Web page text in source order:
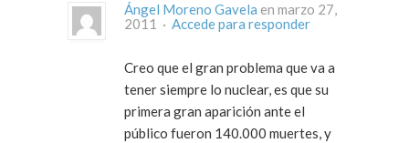
Ángel Moreno Gavela en marzo 27,
2011 · Accede para responder
Creo que el gran problema que va a
tener siempre lo nuclear, es que su
primera gran aparición ante el
público fueron 140.000 muertes, y